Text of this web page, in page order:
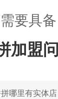
要具
加盟
哪里有实体